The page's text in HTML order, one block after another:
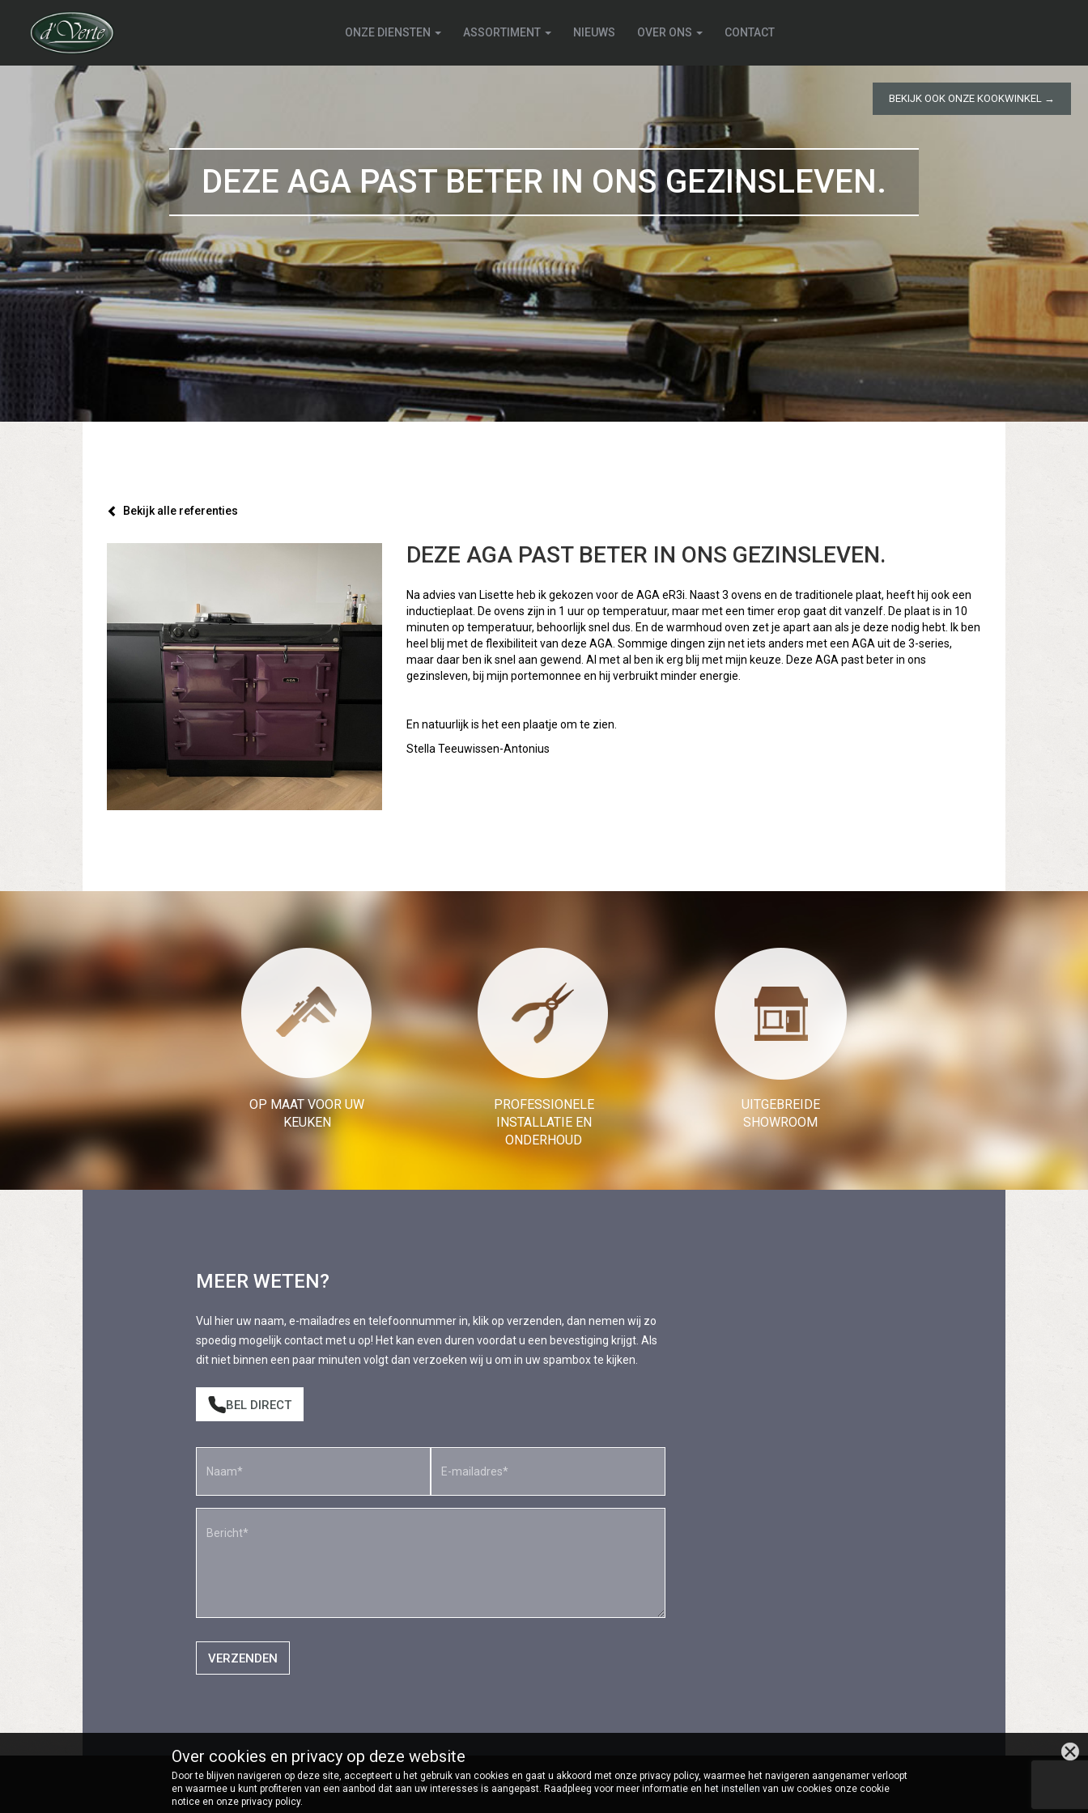
BEKIJK OOK ONZE KOOKWINKEL →
ONZE DIENSTEN ASSORTIMENT NIEUWS OVER ONS CONTACT
DEZE AGA PAST BETER IN ONS GEZINSLEVEN.
Bekijk alle referenties
DEZE AGA PAST BETER IN ONS GEZINSLEVEN.
Na advies van Lisette heb ik gekozen voor de AGA eR3i. Naast 3 ovens en de traditionele plaat, heeft hij ook een
inductieplaat. De ovens zijn in 1 uur op temperatuur, maar met een timer erop gaat dit vanzelf. De plaat is in 10
minuten op temperatuur, behoorlijk snel dus. En de warmhoud oven zet je apart aan als je deze nodig hebt. Ik ben
heel blij met de flexibiliteit van deze AGA. Sommige dingen zijn net iets anders met een AGA uit de 3-series,
maar daar ben ik snel aan gewend. Al met al ben ik erg blij met mijn keuze. Deze AGA past beter in ons
gezinsleven, bij mijn portemonnee en hij verbruikt minder energie.
En natuurlijk is het een plaatje om te zien.
Stella Teeuwissen-Antonius
OP MAAT VOOR UW
KEUKEN
PROFESSIONELE
INSTALLATIE EN
ONDERHOUD
UITGEBREIDE
SHOWROOM
MEER WETEN?
Vul hier uw naam, e-mailadres en telefoonnummer in, klik op verzenden, dan nemen wij zo
spoedig mogelijk contact met u op! Het kan even duren voordat u een bevestiging krijgt. Als
dit niet binnen een paar minuten volgt dan verzoeken wij u om in uw spambox te kijken.
BEL DIRECT
VERZENDEN
© d'Verte | Oudedijk 2 - 6596MD - Milsbeek - Tel: 0485-713333 - Volg ons opInstagram
Over cookies en privacy op deze website
Door te blijven navigeren op deze site, accepteert u het gebruik van cookies en gaat u akkoord met onze privacy policy, waarmee het navigeren aangenamer verloopt
en waarmee u kunt profiteren van een aanbod dat aan uw interesses is aangepast. Raadpleeg voor meer informatie en het instellen van uw cookies onze cookie
notice en onze privacy policy.